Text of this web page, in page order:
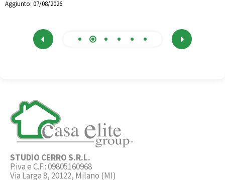
Aggiunto: 07/08/2026
STUDIO CERRO S.R.L.
P.iva e C.F.: 09805160968
Via Larga 8, 20122, Milano (MI)